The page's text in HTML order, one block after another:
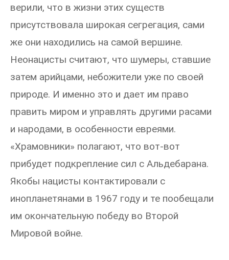
верили, что в жизни этих существ
присутствовала широкая сегрегация, сами
же они находились на самой вершине.
Неонацисты считают, что шумеры, ставшие
затем арийцами, небожители уже по своей
природе. И именно это и дает им право
править миром и управлять другими расами
и народами, в особенности евреями.
«Храмовники» полагают, что вот-вот
прибудет подкрепление сил с Альдебарана.
Якобы нацисты контактировали с
инопланетянами в 1967 году и те пообещали
им окончательную победу во Второй
Мировой войне.